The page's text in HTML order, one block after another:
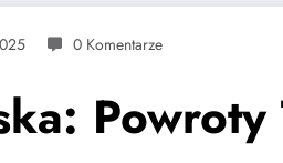
0 Komentarze